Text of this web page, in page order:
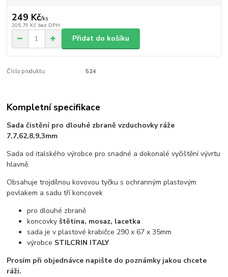
249 Kč/ks
205,79 Kč bez DPH
Přidat do košíku
Číslo produktu: 524
Kompletní specifikace
Sada čistění pro dlouhé zbraně vzduchovky ráže
7,7,62,8,9,3mm
Sada od italského výrobce pro snadné a dokonalé vyčištění vývrtu
hlavně.
Obsahuje trojdílnou kovovou tyčku s ochranným plastovým
povlakem a sadu tří koncovek
pro dlouhé zbraně
koncovkyštětina, mosaz, lacetka
sada je v plastové krabičce 290 x 67 x 35mm
výrobce STILCRIN ITALY
Prosím při objednávce napište do poznámky jakou chcete
ráži.